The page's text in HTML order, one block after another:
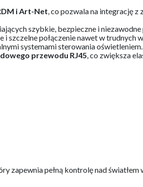
i Art-Net , co pozwala na integrację
szybkie, bezpieczne i
i szczelne połączenie nawet w trudnych
systemami sterowania
przewodu RJ45 , co zwiększa
zapewnia pełną kontrolę nad